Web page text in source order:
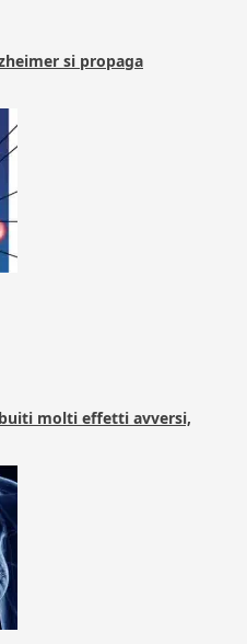
si propaga
molti effetti avversi,